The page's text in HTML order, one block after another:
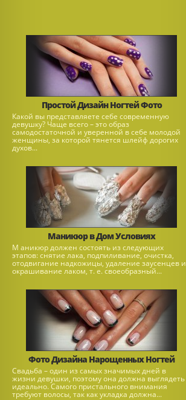
Простой Дизайн Ногтей Фото
Какой вы представляете себе современную
девушку? Чаще всего – это образ
самодостаточной и уверенной в себе молодой
женщины, за которой тянется шлейф дорогих
духов...
Маникюр в Дом Условиях
М аникюр должен состоять из следующих
этапов: снятие лака, подпиливание, очистка,
отодвигание надкожицы, удаление заусенцев и
окрашивание лаком, т. е. своеобразный...
Фото Дизайна Нарощенных Ногтей
Свадьба – один из самых значимых дней в
жизни девушки, поэтому она должна выглядеть
идеально. Самого пристального внимания
требуют волосы, так как укладка должна...